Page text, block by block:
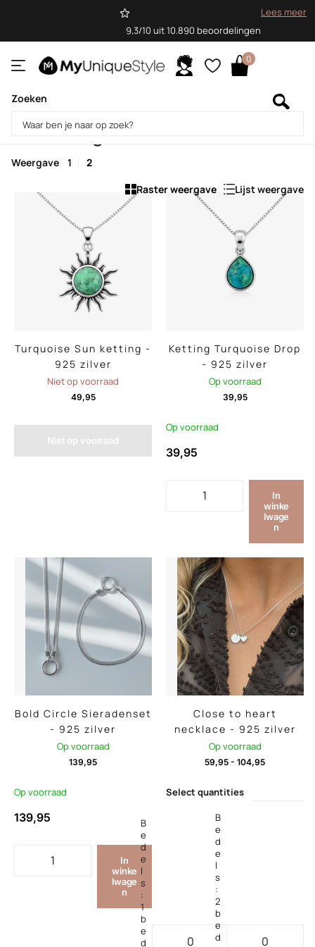
9,3/10 uit 10.890 beoordelingen
Lees meer
Zoeken
0
Homepage
Kettingen
Weergave 1
2
Raster weergave
Lijst weergave
Turquoise Sun ketting -
925 zilver
Niet op voorraad
49,95
Niet op voorraad
Ketting Turquoise Drop
- 925 zilver
Op voorraad
39,95
Op voorraad
39,95
In
winke
lwage
n
Bold Circle Sieradenset
- 925 zilver
Op voorraad
139,95
Op voorraad
139,95
In
winke
lwage
n
Close to heart
necklace - 925 zilver
Op voorraad
59,95 - 104,95
Select quantities
B
e
d
e
l
s
:
1
b
e
d
B
e
d
e
l
s
:
2
b
e
d